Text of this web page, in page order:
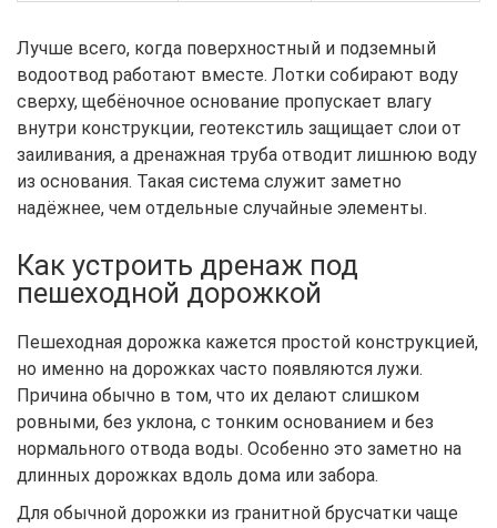
Лучше всего, когда поверхностный и подземный
водоотвод работают вместе. Лотки собирают воду
сверху, щебёночное основание пропускает влагу
внутри конструкции, геотекстиль защищает слои от
заиливания, а дренажная труба отводит лишнюю воду
из основания. Такая система служит заметно
надёжнее, чем отдельные случайные элементы.
Как устроить дренаж под
пешеходной дорожкой
Пешеходная дорожка кажется простой конструкцией,
но именно на дорожках часто появляются лужи.
Причина обычно в том, что их делают слишком
ровными, без уклона, с тонким основанием и без
нормального отвода воды. Особенно это заметно на
длинных дорожках вдоль дома или забора.
Для обычной дорожки из гранитной брусчатки чаще